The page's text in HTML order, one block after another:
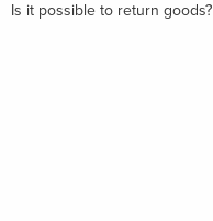
Is it possible to return goods?